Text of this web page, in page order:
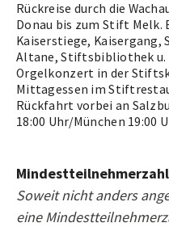
Rückreise durch die
Donau bis zum Stift
Kaiserstiege,
Altane, Stiftsbibliothek u.
Orgelkonzert in der
Mittagessen im
Rückfahrt vorbei an
18:00 Uhr/München 19:00
Soweit nicht anders
eine